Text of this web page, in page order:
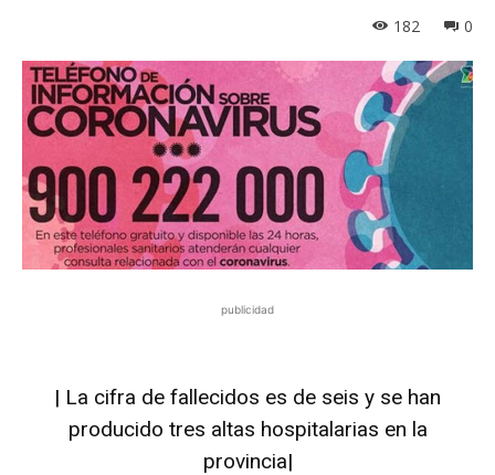
0
182
publicidad
| La cifra de fallecidos es de seis y se han
producido tres altas hospitalarias en la
provincia|